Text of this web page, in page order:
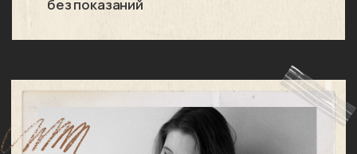
Просмотр с телефона, планшета
Памятка «План мягких родов»
7 900₽